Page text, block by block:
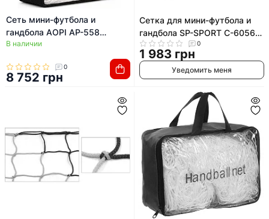
Сеть мини-футбола и
гандбола AOPI AP-558
(Белый)
В наличии
0
8 752 грн
Сетка для мини-футбола и
гандбола SP-SPORT C-6056
3x2x1м 2шт
0
1 983 грн
Уведомить меня